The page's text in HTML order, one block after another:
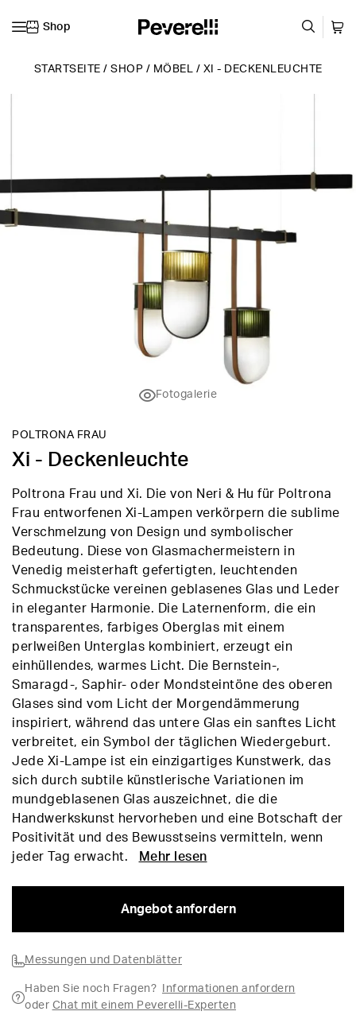
Shop
STARTSEITE / SHOP / MÖBEL / XI - DECKENLEUCHTE
Fotogalerie
POLTRONA FRAU
Xi - Deckenleuchte
Poltrona Frau und Xi. Die von Neri & Hu für Poltrona
Frau entworfenen Xi-Lampen verkörpern die sublime
Verschmelzung von Design und symbolischer
Bedeutung. Diese von Glasmachermeistern in
Venedig meisterhaft gefertigten, leuchtenden
Schmuckstücke vereinen geblasenes Glas und Leder
in eleganter Harmonie. Die Laternenform, die ein
transparentes, farbiges Oberglas mit einem
perlweißen Unterglas kombiniert, erzeugt ein
einhüllendes, warmes Licht. Die Bernstein-,
Smaragd-, Saphir- oder Mondsteintöne des oberen
Glases sind vom Licht der Morgendämmerung
inspiriert, während das untere Glas ein sanftes Licht
verbreitet, ein Symbol der täglichen Wiedergeburt.
Jede Xi-Lampe ist ein einzigartiges Kunstwerk, das
sich durch subtile künstlerische Variationen im
mundgeblasenen Glas auszeichnet, die die
Handwerkskunst hervorheben und eine Botschaft der
Positivität und des Bewusstseins vermitteln, wenn
jeder Tag erwacht.
Mehr lesen
Angebot anfordern
Messungen und Datenblätter
Haben Sie noch Fragen?
Informationen anfordern
oder Chat mit einem Peverelli-Experten